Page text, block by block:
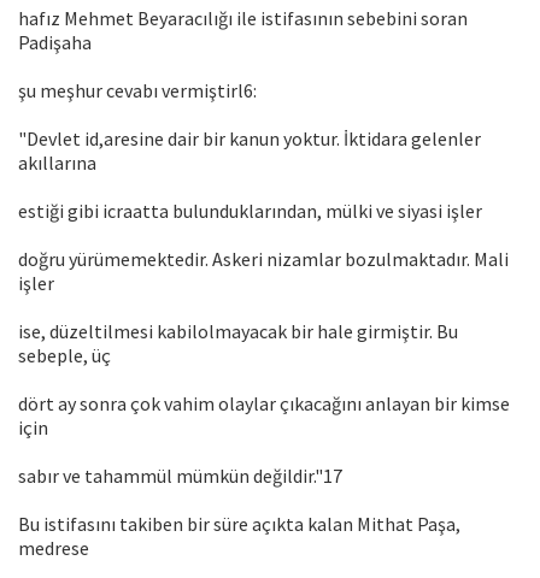
hafız Mehmet Beyaracılığı ile istifasının sebebini soran
Padişaha
şu meşhur cevabı vermiştirl6:
"Devlet id,aresine dair bir kanun yoktur. İktidara gelenler
akıllarına
estiği gibi icraatta bulunduklarından, mülki ve siyasi işler
doğru yürümemektedir. Askeri nizamlar bozulmaktadır. Mali
işler
ise, düzeltilmesi kabilolmayacak bir hale girmiştir. Bu
sebeple, üç
dört ay sonra çok vahim olaylar çıkacağını anlayan bir kimse
için
sabır ve tahammül mümkün değildir."17
Bu istifasını takiben bir süre açıkta kalan Mithat Paşa,
medrese